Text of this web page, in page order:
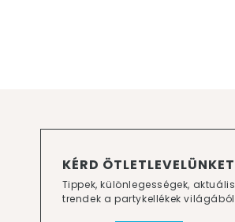
KÉRD ÖTLETLEVELÜNKET
Tippek, különlegességek, aktuális
trendek a partykellékek világából